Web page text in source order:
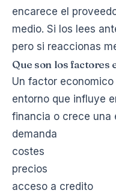
encarece el
medio. Si los lees
pero si reaccionas
Que son los factores
Un factor
entorno que influye
financia o crece una
demanda
costes
precios
acceso a credito